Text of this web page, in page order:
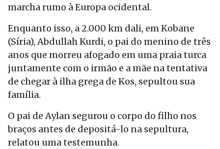
marcha rumo à Europa ocidental.
Enquanto isso, a 2.000 km dali, em Kobane
(Síria), Abdullah Kurdi, o pai do menino de três
anos que morreu afogado em uma praia turca
juntamente com o irmão e a mãe na tentativa
de chegar à ilha grega de Kos, sepultou sua
família.
O pai de Aylan segurou o corpo do filho nos
braços antes de depositá-lo na sepultura,
relatou uma testemunha.